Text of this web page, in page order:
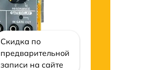
Скидка по
предварительной
записи на сайте